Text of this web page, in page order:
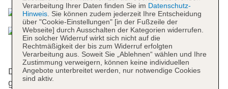
Das freundliche Personal an der Rezeption ist
gerne bei allen Fragen behilflich. Die Einrichtung
Verarbeitung Ihrer Daten finden Sie im Datenschutz-
Hinweis. Sie können zudem jederzeit Ihre Entscheidung
über "Cookie-Einstellungen" [in der Fußzeile der
Webseite] durch Ausschalten der Kategorien widerrufen.
Ein solcher Widerruf wirkt sich nicht auf die
Rechtmäßigkeit der bis zum Widerruf erfolgten
Verarbeitung aus. Soweit Sie „Ablehnen“ wählen und Ihre
Zustimmung verweigern, können keine individuellen
Angebote unterbreitet werden, nur notwendige Cookies
sind aktiv.